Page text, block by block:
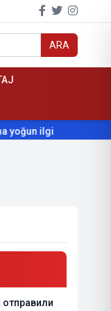
ARA
ilgi
отправили